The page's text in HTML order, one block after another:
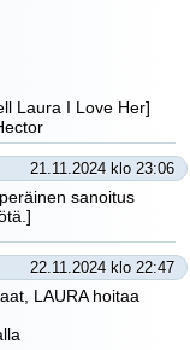
Laura I Love Her]
21.11.2024 klo 23:06
sanoitus
22.11.2024 klo 22:47
LAURA hoitaa